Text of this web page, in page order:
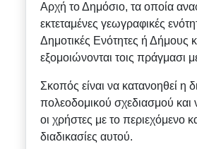
Αρχή το Δημόσιο, τα οποία
εκτεταμένες γεωγραφικές
Δημοτικές Ενότητες ή Δήμους
εξομοιώνονται τοις πράγμασι
Σκοπός είναι να κατανοηθεί η
πολεοδομικού σχεδιασμού και
οι χρήστες με το περιεχόμενο
διαδικασίες αυτού.